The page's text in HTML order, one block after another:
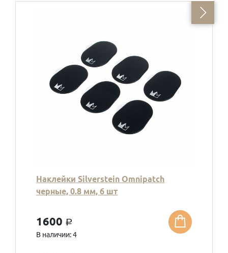
Наклейки Silverstein Omnipatch
черные, 0.8 мм, 6 шт
1600 a
В наличии: 4